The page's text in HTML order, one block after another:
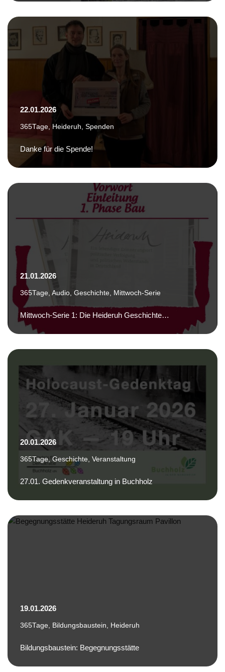
22.01.2026
365Tage ,Heideruh Spenden
Danke für die Spende!
21.01.2026
365Tage Audio Geschichte Mittwoch-Serie
Mittwoch-Serie 1: Die Heideruh Geschichte…
20.01.2026
365Tage,Geschichte Veranstaltung
27.01. Gedenkveranstaltung in Buchholz
19.01.2026
365Tage Bildungsbaustein Heideruh
Bildungsbaustein: Begegnungsstätte